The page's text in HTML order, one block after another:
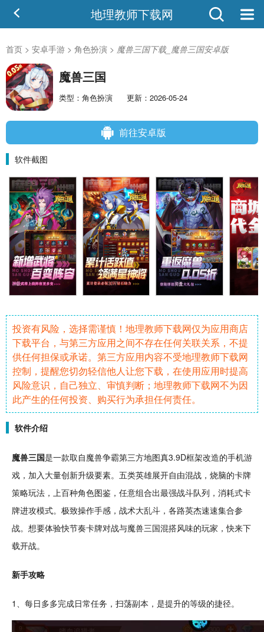
地理教师下载网
首页 > 安卓手游 > 角色扮演 > 魔兽三国下载_魔兽三国安卓版
魔兽三国
类型：角色扮演 更新：2026-05-24
前往安卓版
软件截图
投资有风险，选择需谨慎！地理教师下载网仅为应用商店
下载平台，与第三方应用之间不存在任何关联关系，不提
供任何担保或承诺。第三方应用内容不受地理教师下载网
控制，提醒您切勿轻信他人让您下载，在使用应用时提高
风险意识，自己独立、审慎判断；地理教师下载网不为因
此产生的任何投资、购买行为承担任何责任。
软件介绍
魔兽三国是一款取自魔兽争霸第三方地图真3.9D框架改造的手机游
戏，加入大量创新升级要素。五类英雄展开自由混战， 烧脑的卡牌
策略玩法，上百种角色图鉴 ，任意组合出最强战斗队列，消耗式卡
牌进攻模式。极致操作手感， 战术大乱斗 ，各路英杰速速集合参
战。想要体验快节奏卡牌对战与魔兽三国混搭风味的玩家，快来下
载开战。
新手攻略
1、每日多多完成日常任务 ，扫荡副本，是提升的等级的捷径。